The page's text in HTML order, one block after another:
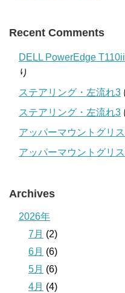
Recent Comments
DELL PowerEdge
り
ステアリング・左流れ3
ステアリング・左流れ3
アッパーマウントグリ
アッパーマウントグリ
Archives
2026年
7月 (2)
6月 (6)
5月 (6)
4月 (4)